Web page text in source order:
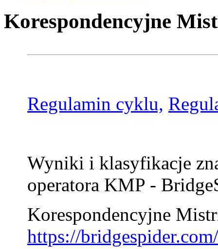
Korespondencyjne
Regulamin cyklu,
Wyniki i klasyfikacje
operatora KMP -
Korespondencyjne
https://